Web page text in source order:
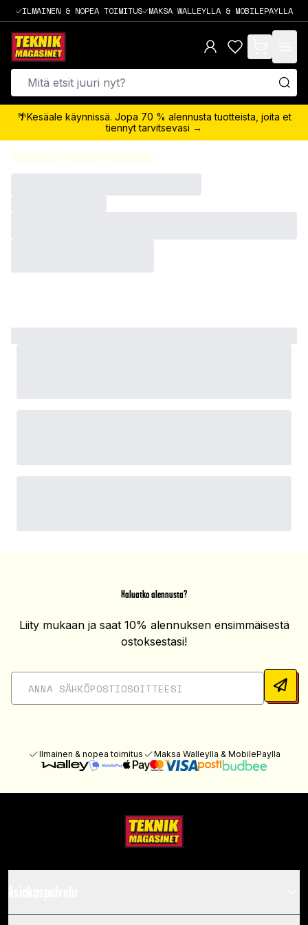
ILMAINEN & NOPEA TOIMITUS MAKSA WALLEYLLA & MOBILEPAYLLA
items in cart,
🌴Kesäale käynnissä. Jopa 70 % alennusta tuotteista, joita et
tiennyt tarvitsevasi →
Haluatko alennusta?
Liity mukaan ja saat 10% alennuksen ensimmäisestä
ostoksestasi!
Ilmainen & nopea toimitus Maksa Walleylla & MobilePaylla